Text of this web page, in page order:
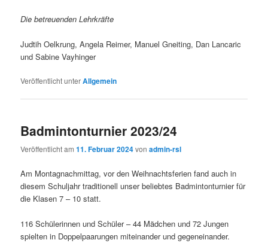
Die betreuenden Lehrkräfte
Judtih Oelkrung, Angela Reimer, Manuel Gneiting, Dan Lancaric
und Sabine Vayhinger
Veröffentlicht unterAllgemein
Badmintonturnier 2023/24
Veröffentlicht am11. Februar 2024vonadmin-rsl
Am Montagnachmittag, vor den Weihnachtsferien fand auch in
diesem Schuljahr traditionell unser beliebtes Badmintonturnier für
die Klasen 7 – 10 statt.
116 Schülerinnen und Schüler – 44 Mädchen und 72 Jungen
spielten in Doppelpaarungen miteinander und gegeneinander.